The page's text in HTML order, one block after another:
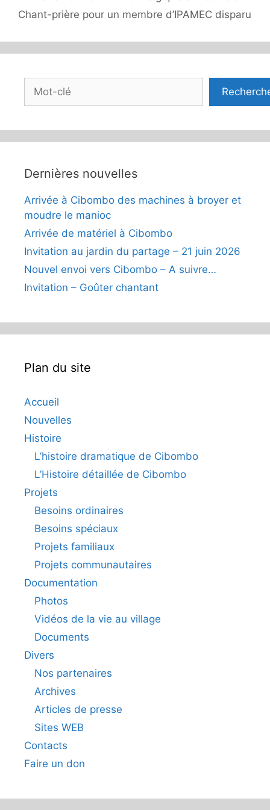
Chant-prière pour un membre d’IPAMEC disparu
Rechercher
Dernières nouvelles
Arrivée à Cibombo des machines à broyer et
moudre le manioc
Arrivée de matériel à Cibombo
Invitation au jardin du partage – 21 juin 2026
Nouvel envoi vers Cibombo – A suivre…
Invitation – Goûter chantant
Plan du site
Accueil
Nouvelles
Histoire
L’histoire dramatique de Cibombo
L’Histoire détaillée de Cibombo
Projets
Besoins ordinaires
Besoins spéciaux
Projets familiaux
Projets communautaires
Documentation
Photos
Vidéos de la vie au village
Documents
Divers
Nos partenaires
Archives
Articles de presse
Sites WEB
Contacts
Faire un don